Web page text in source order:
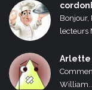
Bonjour,
lecteurs
Arlette